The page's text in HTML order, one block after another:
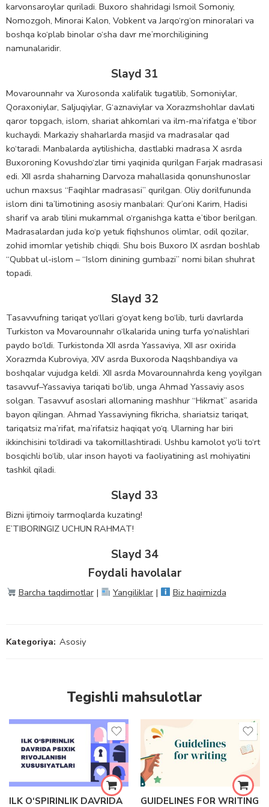
karvonsaroylar quriladi. Buxoro shahridagi Ismoil Somoniy,
Nomozgoh, Minorai Kalon, Vobkent va Jarqo‘rg‘on minoralari va
boshqa ko‘plab binolar o‘sha davr me’morchiligining
namunalaridir.
Slayd 31
Movarounnahr va Xurosonda xalifalik tugatilib, Somoniylar,
Qoraxoniylar, Saljuqiylar, G‘aznaviylar va Xorazmshohlar davlati
qaror topgach, islom, shariat ahkomlari va ilm-ma’rifatga e’tibor
kuchaydi. Markaziy shaharlarda masjid va madrasalar qad
ko‘taradi. Manbalarda aytilishicha, dastlabki madrasa X asrda
Buxoroning Kovushdo‘zlar timi yaqinida qurilgan Farjak madrasasi
edi. XII asrda shaharning Darvoza mahallasida qonunshunoslar
uchun maxsus “Faqihlar madrasasi” qurilgan. Oliy dorilfununda
islom dini ta’limotining asosiy manbalari: Qur’oni Karim, Hadisi
sharif va arab tilini mukammal o‘rganishga katta e’tibor berilgan.
Madrasalardan juda ko‘p yetuk fiqhshunos olimlar, odil qozilar,
zohid imomlar yetishib chiqdi. Shu bois Buxoro IX asrdan boshlab
“Qubbat ul-islom – “Islom dinining gumbazi” nomi bilan shuhrat
topadi.
Slayd 32
Tasavvufning tariqat yo‘llari g‘oyat keng bo‘lib, turli davrlarda
Turkiston va Movarounnahr o‘lkalarida uning turfa yo‘nalishlari
paydo bo‘ldi. Turkistonda XII asrda Yassaviya, XII asr oxirida
Xorazmda Kubroviya, XIV asrda Buxoroda Naqshbandiya va
boshqalar vujudga keldi. XII asrda Movarounnahrda keng yoyilgan
tasavvuf–Yassaviya tariqati bo‘lib, unga Ahmad Yassaviy asos
solgan. Tasavvuf asoslari allomaning mashhur “Hikmat” asarida
bayon qilingan. Ahmad Yassaviyning fikricha, shariatsiz tariqat,
tariqatsiz ma’rifat, ma’rifatsiz haqiqat yo‘q. Ularning har biri
ikkinchisini to‘ldiradi va takomillashtiradi. Ushbu kamolot yo‘li to‘rt
bosqichli bo‘lib, ular inson hayoti va faoliyatining asl mohiyatini
tashkil qiladi.
Slayd 33
Bizni ijtimoiy tarmoqlarda kuzating!
E’TIBORINGIZ UCHUN RAHMAT!
Slayd 34
Foydali havolalar
Barcha taqdimotlar| Yangiliklar | Biz haqimizda
Kategoriya: Asosiy
Tegishli mahsulotlar
ILK O‘SPIRINLIK DAVRIDA
GUIDELINES FOR WRITING